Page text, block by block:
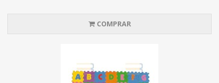
COMPRAR